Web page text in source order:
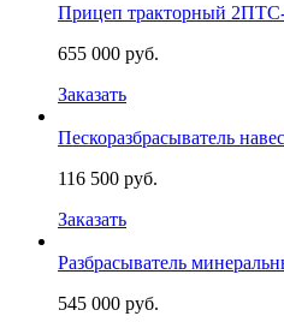
Прицеп тракторный
655 000 руб.
Заказать
Пескоразбрасыватель
116 500 руб.
Заказать
Разбрасыватель
545 000 руб.